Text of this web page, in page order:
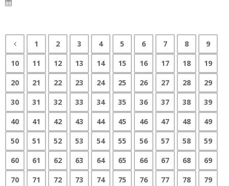
1 2 3 4 5 6 7 8
9
10
11 12 13 14 15 16 17 18
19
20
21 22 23 24 25 26 27 28
29
30
31 32 33 34 35 36 37 38
39
40
41 42 43 44 45 46 47 48
49
50
51 52 53 54 55 56 57 58
59
60
61 62 63 64 65 66 67 68
69
70
71 72 73 74 75 76 77 78
79